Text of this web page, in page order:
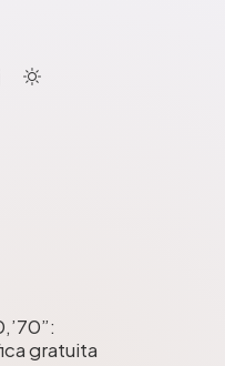
gratuita